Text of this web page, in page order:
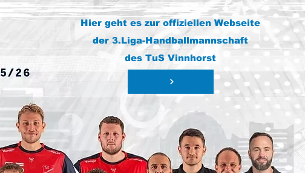
Hier geht es zur offiziellen Webseite
der 3.Liga-Handballmannschaft
des TuS Vinnhorst